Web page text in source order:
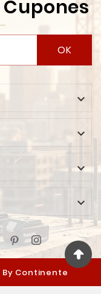
OK




Continente